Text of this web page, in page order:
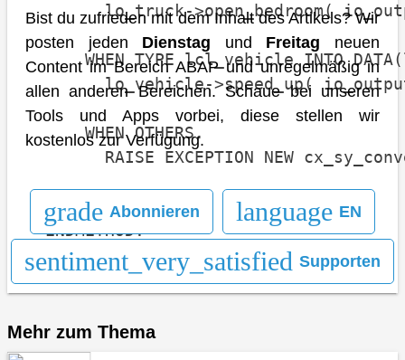
lo_truck->open_bedroom(
WHEN TYPE lcl_vehicle INTO
lo_vehicle->speed_up(
WHEN OTHERS.
RAISE EXCEPTION NEW
ENDCASE.
ENDMETHOD.
ENDCLASS.
Bist du zufrieden mit dem Inhalt des Artikels? Wir
posten jeden Dienstag und Freitag neuen
Content im Bereich ABAP und unregelmäßig in
allen anderen Bereichen. Schaue bei unseren
Tools und Apps vorbei, diese stellen wir
kostenlos zur Verfügung.
grade Abonnieren language EN
sentiment_very_satisfied Supporten
Mehr zum Thema